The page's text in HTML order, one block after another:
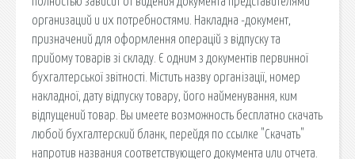
организаций и их потребностями. Накладна -документ,
призначений для оформлення операцій з відпуску та
прийому товарів зі складу. Є одним з документів первинної
бухгалтерської звітності. Містить назву організації, номер
накладної, дату відпуску товару, його найменування, ким
відпущений товар. Вы имеете возможность бесплатно скачать
любой бухгалтерский бланк, перейдя по ссылке "Скачать"
напротив названия соответствующего документа или отчета.